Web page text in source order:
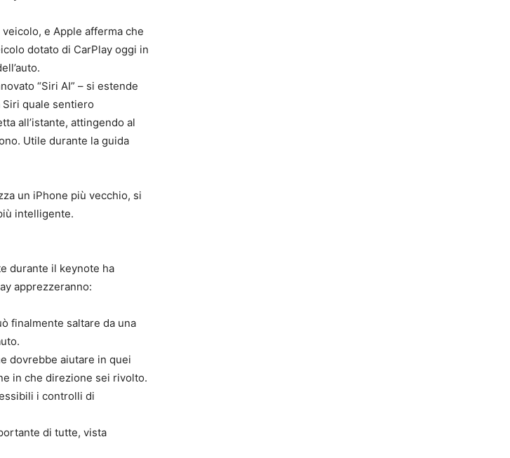
e Apple afferma che
dotato di CarPlay oggi in
“Siri AI” – si estende
Siri quale sentiero
all’istante, attingendo al
Utile durante la guida
un iPhone più vecchio, si
intelligente.
durante il keynote ha
apprezzeranno:
finalmente saltare da una
dovrebbe aiutare in quei
in che direzione sei rivolto.
i controlli di
di tutte, vista